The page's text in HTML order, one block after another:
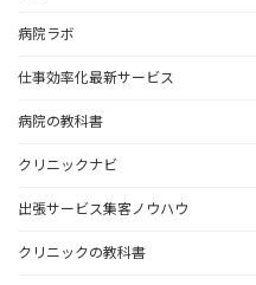
病院ラボ
仕事効率化最新サービス
病院の教科書
クリニックナビ
出張サービス集客ノウハウ
クリニックの教科書